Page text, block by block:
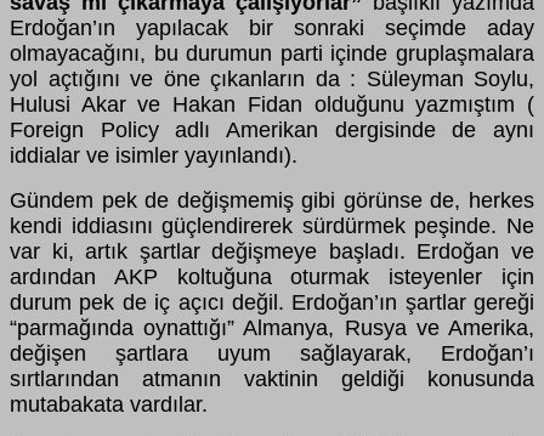
Erdoğan’ın yapılacak bir sonraki seçimde aday
olmayacağını, bu durumun parti içinde gruplaşmalara
yol açtığını ve öne çıkanların da : Süleyman Soylu,
Hulusi Akar ve Hakan Fidan olduğunu yazmıştım (
Foreign Policy adlı Amerikan dergisinde de aynı
iddialar ve isimler yayınlandı).
Gündem pek de değişmemiş gibi görünse de, herkes
kendi iddiasını güçlendirerek sürdürmek peşinde. Ne
var ki, artık şartlar değişmeye başladı. Erdoğan ve
ardından AKP koltuğuna oturmak isteyenler için
durum pek de iç açıcı değil. Erdoğan’ın şartlar gereği
“parmağında oynattığı” Almanya, Rusya ve Amerika,
değişen şartlara uyum sağlayarak, Erdoğan’ı
sırtlarından atmanın vaktinin geldiği konusunda
mutabakata vardılar.